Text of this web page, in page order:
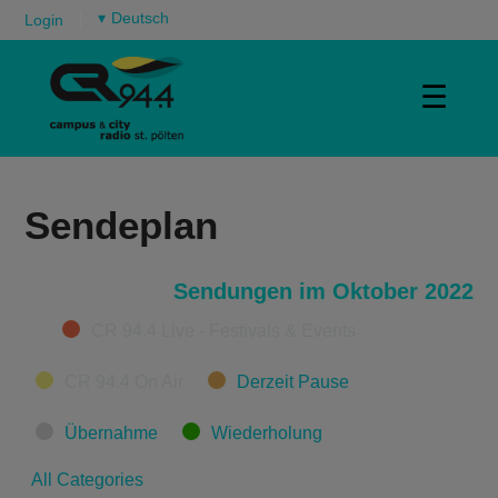
Login ▾
☰
Sendeplan
Sendungen im Oktober 2022
Categories
Derzeit Pause
Übernahme Wiederholung
All Categories